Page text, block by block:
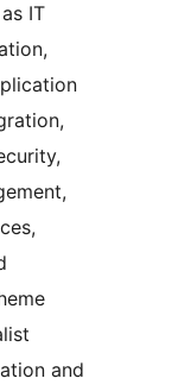
IT
and